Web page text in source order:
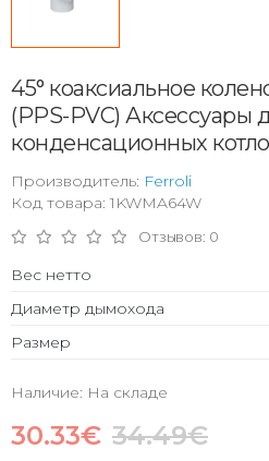
45° коаксиальное
(PPS-PVC) Аксессуары
конденсационных
Производитель: Ferroli
Код товара: 1KWMA64W
Отзывов: 0
Вес нетто
Диаметр дымохода
Размер
Наличие: На складе
30.33€ 34.49€